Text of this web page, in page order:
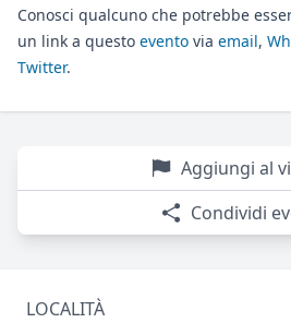
Conosci qualcuno che potrebbe
un link a questo evento via email,
Twitter.
Aggiungi al
Condividi
LOCALITÀ